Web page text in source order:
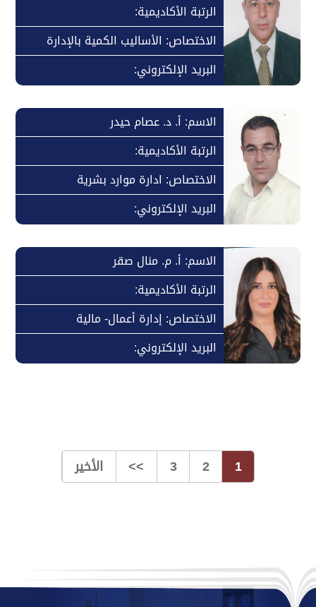
الرتبة الأكاديمية:
الاختصاص: الأساليب الكمية بالإدارة
البريد الإلكتروني:
الاسم: أ. د. عصام حيدر
الرتبة الأكاديمية:
الاختصاص: ادارة موارد بشرية
البريد الإلكتروني:
الاسم: أ. م. منال صقر
الرتبة الأكاديمية:
الاختصاص: إدارة أعمال- مالية
البريد الإلكتروني:
1
2
3
>> الأخير